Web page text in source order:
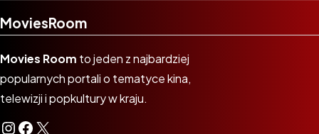
MoviesRoom
Movies Room to jeden z najbardziej
popularnych portali o tematyce kina,
telewizji i popkultury w kraju.
Instagram
Facebook
X